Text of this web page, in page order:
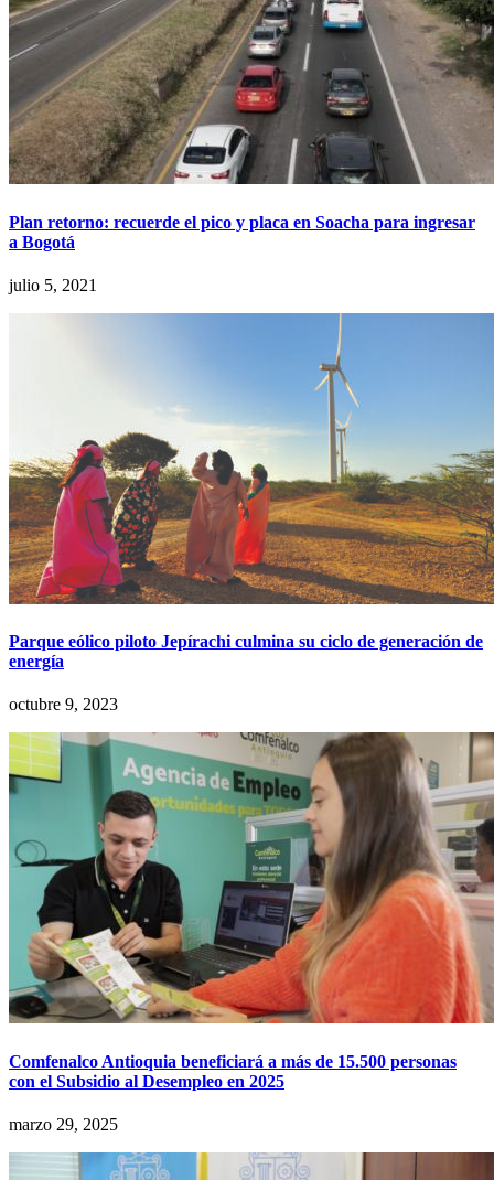
Plan retorno: recuerde el pico y placa en Soacha para ingresar
a Bogotá
julio 5, 2021
Parque eólico piloto Jepírachi culmina su ciclo de generación de
energía
octubre 9, 2023
Comfenalco Antioquia beneficiará a más de 15.500 personas
con el Subsidio al Desempleo en 2025
marzo 29, 2025